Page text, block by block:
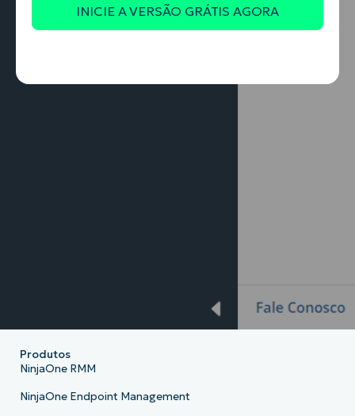
Produtos
NinjaOne RMM
NinjaOne Endpoint Management